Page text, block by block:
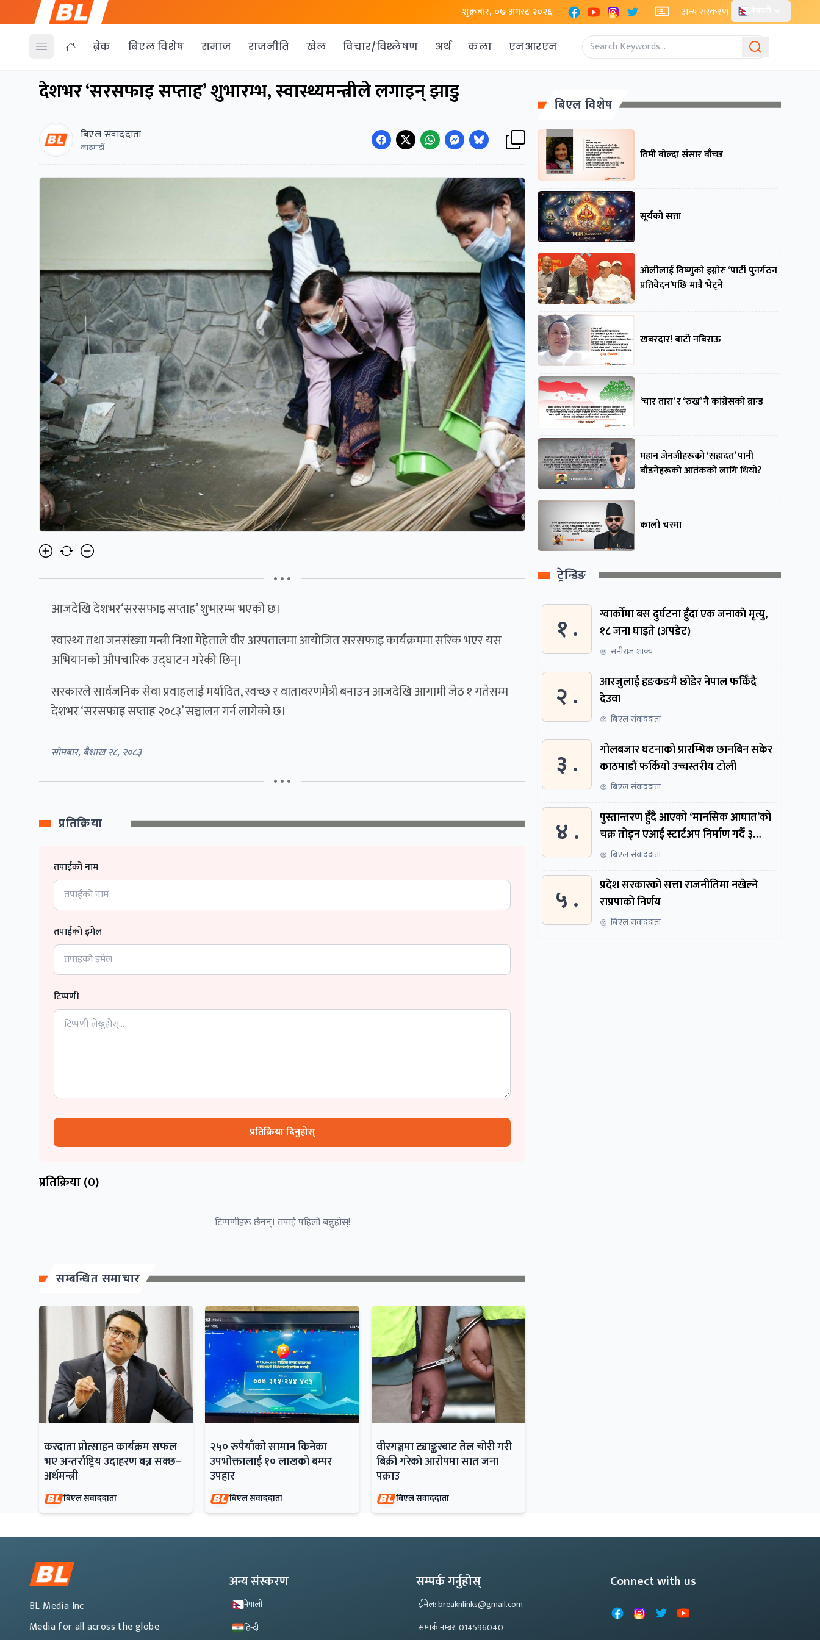
शुक्रबार, ०७ अगस्ट २०२६ FacebookYouTubeInstagram
X अन्य संस्करण
Open menu ब्रेक बिएल विशेष समाज राजनीति खेल विचार/विश्लेषण अर्थ कला एनआरएन
देशभर ‘सरसफाइ सप्ताह’ शुभारम्भ, स्वास्थ्यमन्त्रीले लगाइन् झाडु
बिएल संवाददाता
काठमाडाैं
• • •
आजदेखि देशभर‘सरसफाइ सप्ताह’ शुभारम्भ भएको छ।
स्वास्थ्य तथा जनसंख्या मन्त्री निशा मेहेताले वीर अस्पतालमा आयोजित सरसफाइ कार्यक्रममा सरिक भएर यस
अभियानको औपचारिक उद्घाटन गरेकी छिन्।
सरकारले सार्वजनिक सेवा प्रवाहलाई मर्यादित, स्वच्छ र वातावरणमैत्री बनाउन आजदेखि आगामी जेठ १ गतेसम्म
देशभर ‘सरसफाइ सप्ताह २०८३’ सञ्चालन गर्न लागेको छ।
सोमबार, बैशाख २८, २०८३
• • •
प्रतिक्रिया
तपाईको नाम
तपाईको इमेल
टिप्पणी
प्रतिक्रिया दिनुहोस्
प्रतिक्रिया (0)
टिप्पणीहरू छैनन्। तपाईं पहिलो बन्नुहोस्!
सम्बन्धित समाचार
करदाता प्रोत्साहन कार्यक्रम सफल
भए अन्तर्राष्ट्रिय उदाहरण बन्न सक्छ–
अर्थमन्त्री
बिएल संवाददाता
२५० रुपैयाँको सामान किनेका
उपभोक्तालाई १० लाखको बम्पर
उपहार
बिएल संवाददाता
वीरगञ्जमा ट्याङ्करबाट तेल चोरी गरी
बिक्री गरेकाे आरोपमा सात जना
पक्राउ
बिएल संवाददाता
बिएल विशेष
तिमी बोल्दा संसार बाँच्छ
सूर्यको सत्ता
ओलीलाई विष्णुको इग्नोरः ‘पार्टी पुनर्गठन
प्रतिवेदन’पछि मात्रै भेट्ने
खबरदार! बाटो नबिराऊ
‘चार तारा’ र ‘रुख’ नै कांग्रेसको ब्रान्ड
महान जेनजीहरूको ‘सहादत’ पानी
बाँडनेहरूको आतंकको लागि थियो?
कालो चस्मा
ट्रेन्डिङ
१ .
ग्वार्काेमा बस दुर्घटना हुँदा एक जनाकाे मृत्यु,
१८ जना घाइते (अपडेट)
सनीराज शाक्य
२ .
आरजुलाई हङकङमै छोडेर नेपाल फर्किँदै
देउवा
बिएल संवाददाता
३ .
गोलबजार घटनाको प्रारम्भिक छानबिन सकेर
काठमाडौं फर्कियो उच्चस्तरीय टोली
बिएल संवाददाता
४ .
पुस्तान्तरण हुँदै आएको ‘मानसिक आघात’को
चक्र तोड्न एआई स्टार्टअप निर्माण गर्दै ३
नेपाली
बिएल संवाददाता
५ .
प्रदेश सरकारको सत्ता राजनीतिमा नखेल्ने
राप्रपाको निर्णय
बिएल संवाददाता
BL Media Inc
Media for all across the globe
अन्य संस्करण
नेपाली
हिन्दी
सम्पर्क गर्नुहोस्
ईमेल: breaknlinks@gmail.com
सम्पर्क नम्बर: 014596040
Connect with us
FacebookInstagram
X YouTube